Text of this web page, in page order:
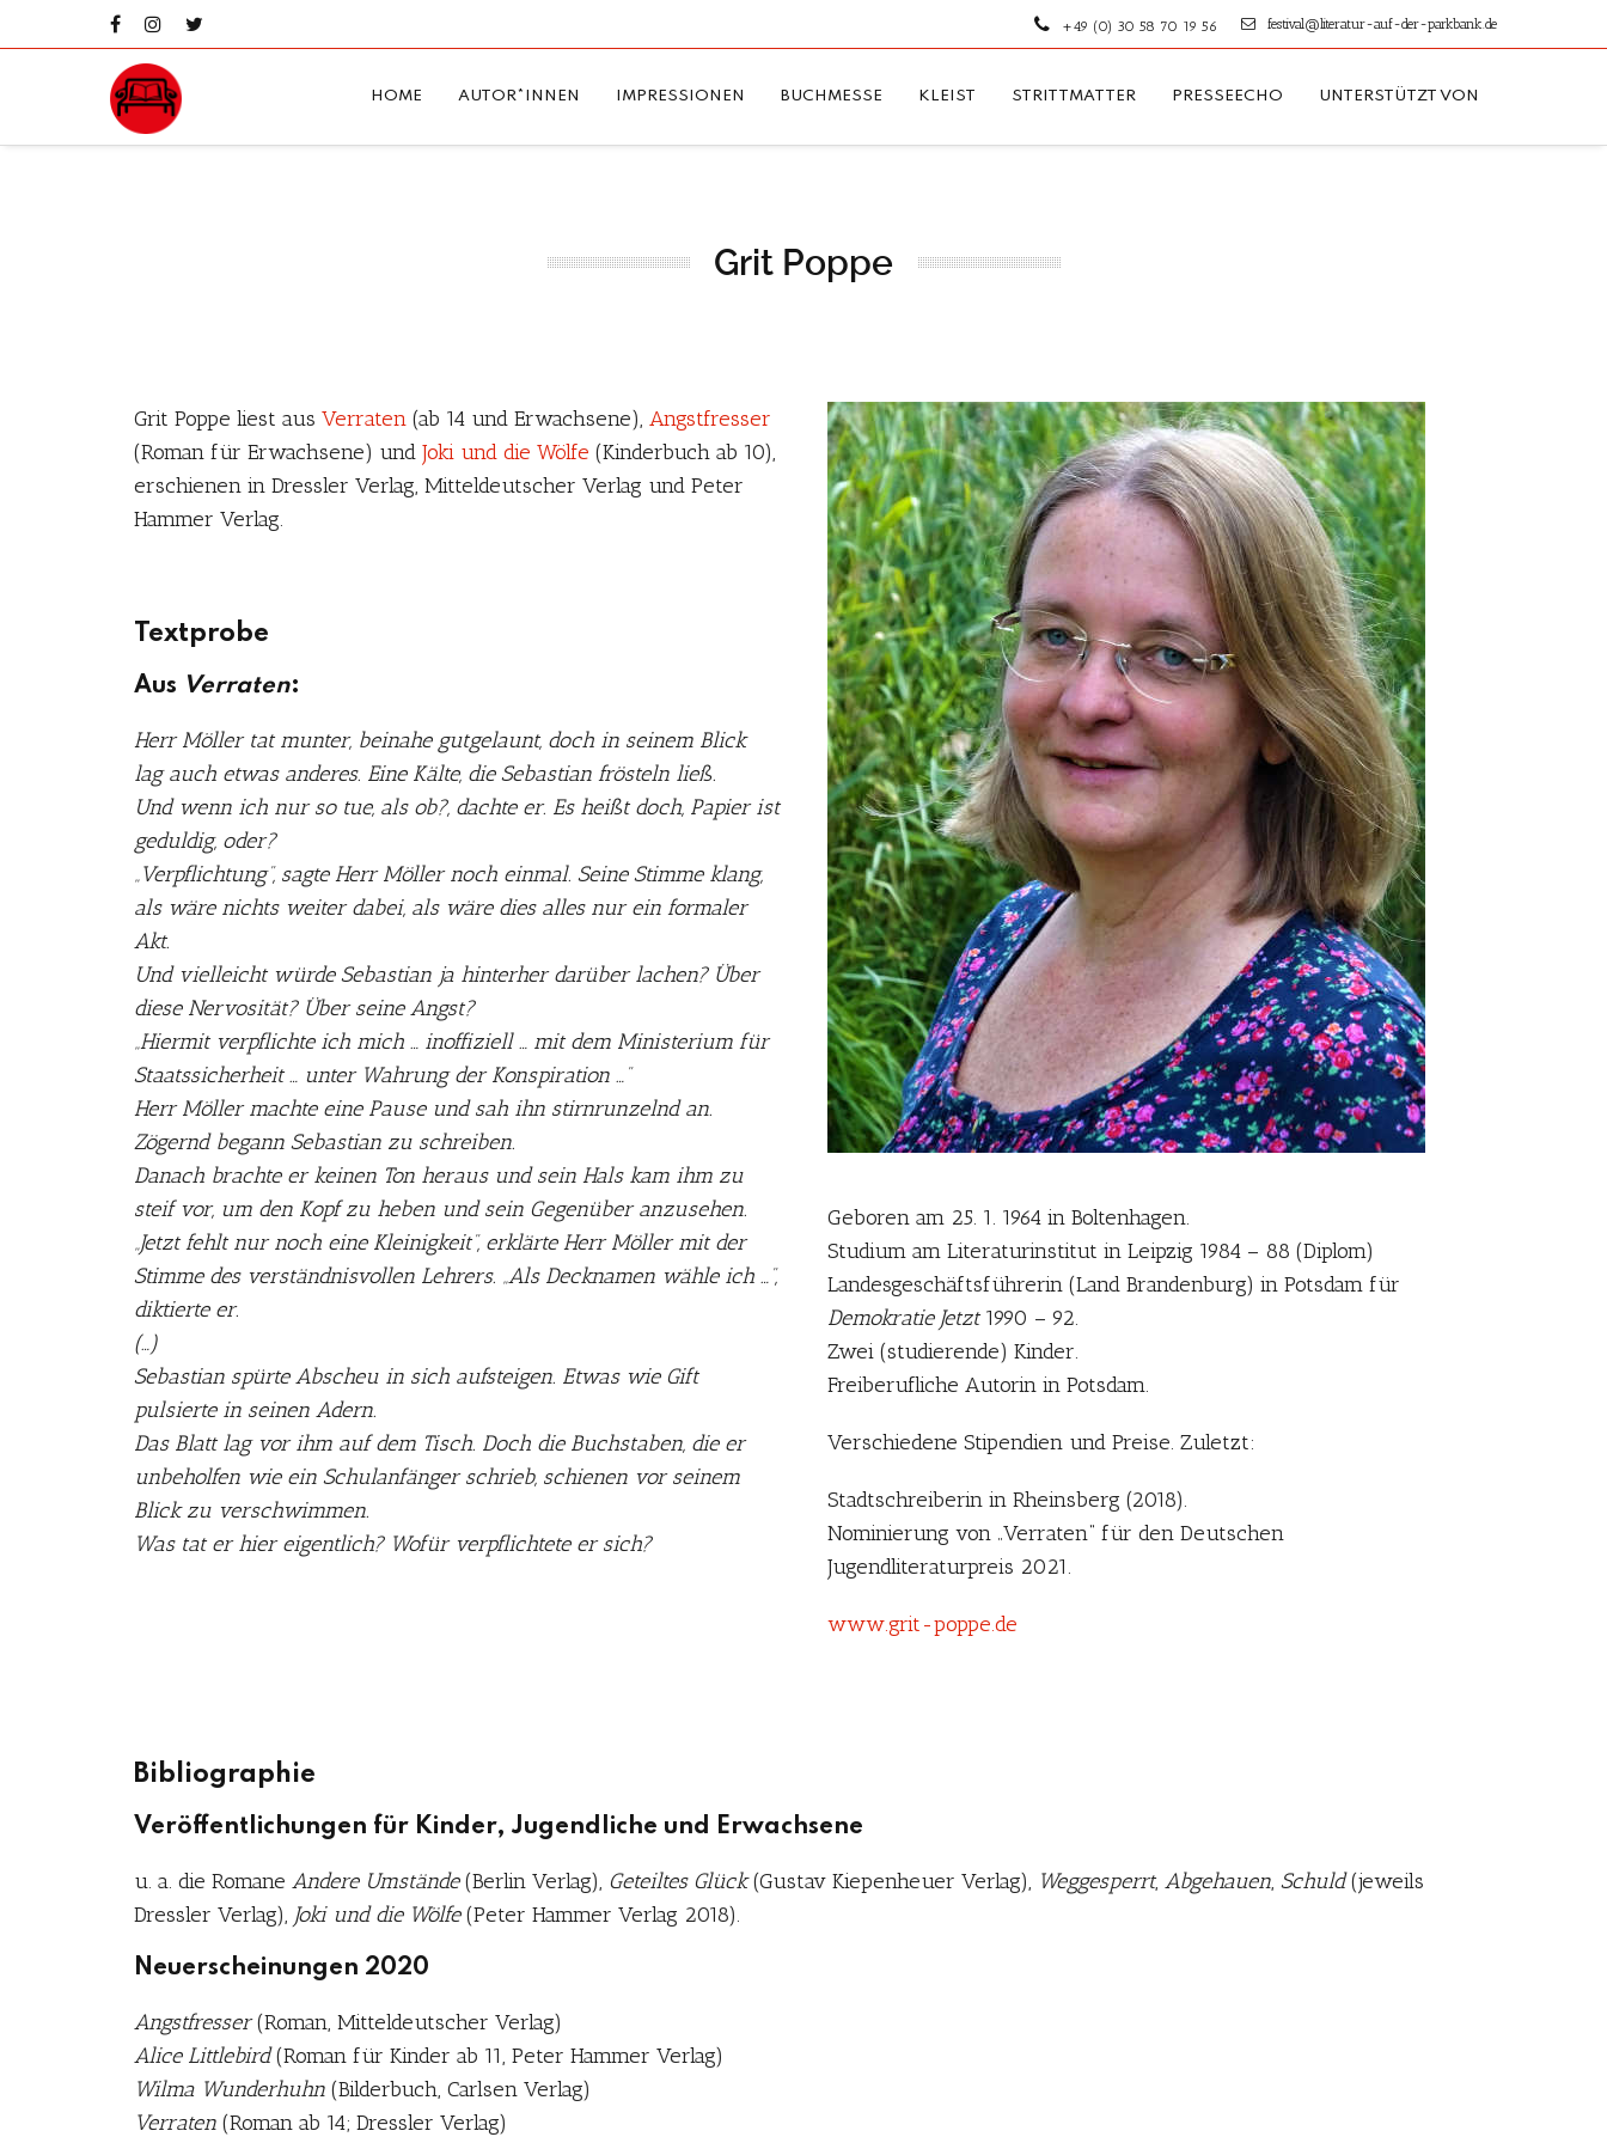
festival@literatur-auf-der-parkbank.de
+49 (0) 30 58 70 19 56
HOME AUTOR*INNEN IMPRESSIONEN BUCHMESSE KLEIST STRITTMATTER PRESSEECHO UNTERSTÜTZT VON
Grit Poppe
Grit Poppe liest aus Verraten (ab 14 und Erwachsene), Angstfresser
(Roman für Erwachsene) und Joki und die Wölfe (Kinderbuch ab 10),
erschienen in Dressler Verlag, Mitteldeutscher Verlag und Peter
Hammer Verlag.
Textprobe
Aus Verraten:
Herr Möller tat munter, beinahe gutgelaunt, doch in seinem Blick
lag auch etwas anderes. Eine Kälte, die Sebastian frösteln ließ.
Und wenn ich nur so tue, als ob?, dachte er. Es heißt doch, Papier ist
geduldig, oder?
„Verpflichtung“, sagte Herr Möller noch einmal. Seine Stimme klang,
als wäre nichts weiter dabei, als wäre dies alles nur ein formaler
Akt.
Und vielleicht würde Sebastian ja hinterher darüber lachen? Über
diese Nervosität? Über seine Angst?
„Hiermit verpflichte ich mich … inoffiziell … mit dem Ministerium für
Staatssicherheit … unter Wahrung der Konspiration …“
Herr Möller machte eine Pause und sah ihn stirnrunzelnd an.
Zögernd begann Sebastian zu schreiben.
Danach brachte er keinen Ton heraus und sein Hals kam ihm zu
steif vor, um den Kopf zu heben und sein Gegenüber anzusehen.
„Jetzt fehlt nur noch eine Kleinigkeit“, erklärte Herr Möller mit der
Stimme des verständnisvollen Lehrers. „Als Decknamen wähle ich …“,
diktierte er.
(…)
Sebastian spürte Abscheu in sich aufsteigen. Etwas wie Gift
pulsierte in seinen Adern.
Das Blatt lag vor ihm auf dem Tisch. Doch die Buchstaben, die er
unbeholfen wie ein Schulanfänger schrieb, schienen vor seinem
Blick zu verschwimmen.
Was tat er hier eigentlich? Wofür verpflichtete er sich?
Geboren am 25. 1. 1964 in Boltenhagen.
Studium am Literaturinstitut in Leipzig 1984 – 88 (Diplom)
Landesgeschäftsführerin (Land Brandenburg) in Potsdam für
Demokratie Jetzt1990 – 92.
Zwei (studierende) Kinder.
Freiberufliche Autorin in Potsdam.
Verschiedene Stipendien und Preise. Zuletzt:
Stadtschreiberin in Rheinsberg (2018).
Nominierung von „Verraten“ für den Deutschen
Jugendliteraturpreis 2021.
www.grit-poppe.de
Bibliographie
Veröffentlichungen für Kinder, Jugendliche und Erwachsene
u. a. die Romane Andere Umstände(Berlin Verlag), Geteiltes Glück(Gustav Kiepenheuer Verlag), Weggesperrt, Abgehauen, Schuld(jeweils
Dressler Verlag), Joki und die Wölfe(Peter Hammer Verlag 2018).
Neuerscheinungen 2020
Angstfresser(Roman, Mitteldeutscher Verlag)
Alice Littlebird(Roman für Kinder ab 11, Peter Hammer Verlag)
Wilma Wunderhuhn (Bilderbuch, Carlsen Verlag)
Verraten (Roman ab 14; Dressler Verlag)